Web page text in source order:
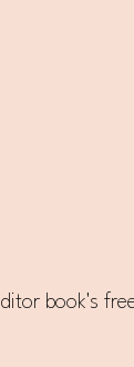
book's